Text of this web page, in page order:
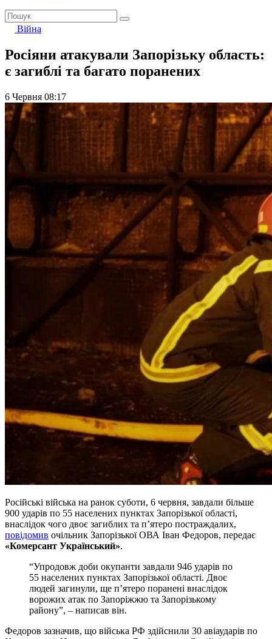
Війна
Росіяни атакували Запорізьку область:
є загиблі та багато поранених
6 Червня 08:17
Російські війська на ранок суботи, 6 червня, завдали більше
900 ударів по 55 населених пунктах Запорізької області,
внаслідок чого двоє загиблих та п’ятеро постраждалих,
повідомив очільник Запорізької ОВА Іван Федоров, передає
«Комерсант Український».
“Упродовж доби окупанти завдали 946 ударів по
55 населених пунктах Запорізької області. Двоє
людей загинули, ще п’ятеро поранені внаслідок
ворожих атак по Запоріжжю та Запорізькому
району”, – написав він.
Федоров зазначив, що війська РФ здійснили 30 авіаударів по